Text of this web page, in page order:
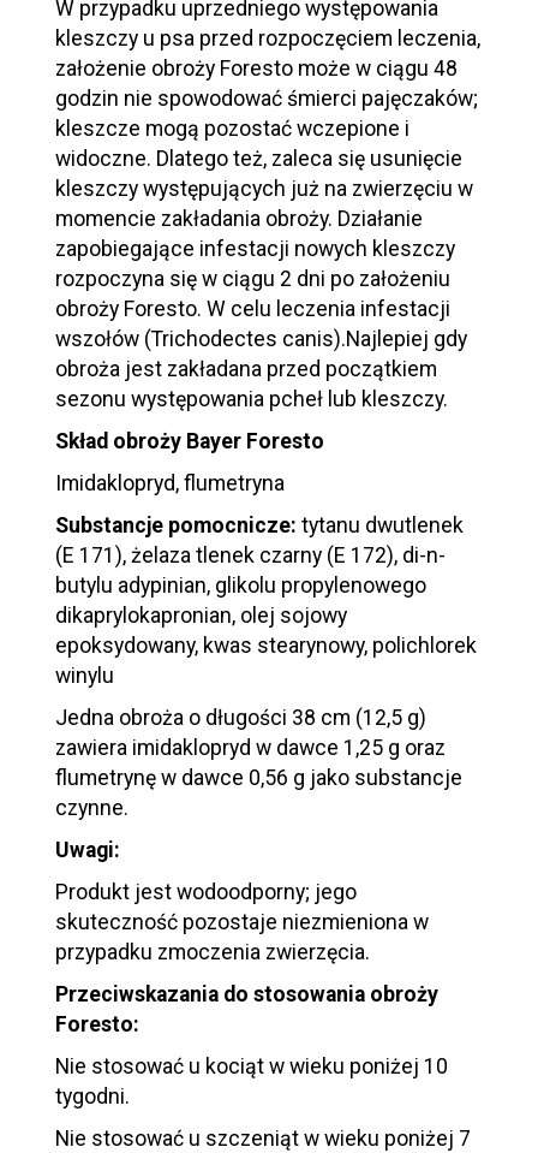
W przypadku uprzedniego występowania
kleszczy u psa przed rozpoczęciem leczenia,
założenie obroży Foresto może w ciągu 48
godzin nie spowodować śmierci pajęczaków;
kleszcze mogą pozostać wczepione i
widoczne. Dlatego też, zaleca się usunięcie
kleszczy występujących już na zwierzęciu w
momencie zakładania obroży. Działanie
zapobiegające infestacji nowych kleszczy
rozpoczyna się w ciągu 2 dni po założeniu
obroży Foresto. W celu leczenia infestacji
wszołów (Trichodectes canis).Najlepiej gdy
obroża jest zakładana przed początkiem
sezonu występowania pcheł lub kleszczy.
Skład obroży Bayer Foresto
Imidaklopryd, flumetryna
Substancje pomocnicze: tytanu dwutlenek
(E 171), żelaza tlenek czarny (E 172), di-n-
butylu adypinian, glikolu propylenowego
dikaprylokapronian, olej sojowy
epoksydowany, kwas stearynowy, polichlorek
winylu
Jedna obroża o długości 38 cm (12,5 g)
zawiera imidaklopryd w dawce 1,25 g oraz
flumetrynę w dawce 0,56 g jako substancje
czynne.
Uwagi:
Produkt jest wodoodporny; jego
skuteczność pozostaje niezmieniona w
przypadku zmoczenia zwierzęcia.
Przeciwskazania do stosowania obroży
Foresto:
Nie stosować u kociąt w wieku poniżej 10
tygodni.
Nie stosować u szczeniąt w wieku poniżej 7